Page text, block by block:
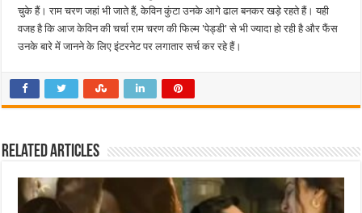
चुके हैं। राम चरण जहां भी जाते हैं, केविन कुंटा उनके आगे ढाल बनकर खड़े रहते हैं। यही
वजह है कि आज केविन की चर्चा राम चरण की फिल्म 'पेड्डी' से भी ज्यादा हो रही है और फैंस
उनके बारे में जानने के लिए इंटरनेट पर लगातार सर्च कर रहे हैं।
Related Articles